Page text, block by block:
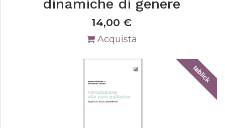
dinamiche di genere
14,00 €
Acquista
tablick